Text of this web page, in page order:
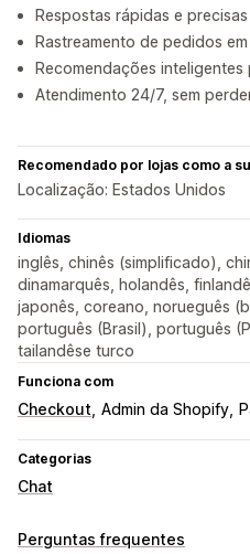
Respostas rápidas e
Rastreamento de pedidos
Recomendações
Atendimento 24/7, sem
Recomendado por lojas como a
Localização: Estados Unidos
Idiomas
inglês, chinês (simplificado),
dinamarquês, holandês,
japonês, coreano, norueguês
português (Brasil), português
tailandêse turco
Funciona com
Checkout Admin da Shopify
Categorias
Chat
Mensagens em tempo real
Perguntas frequentes